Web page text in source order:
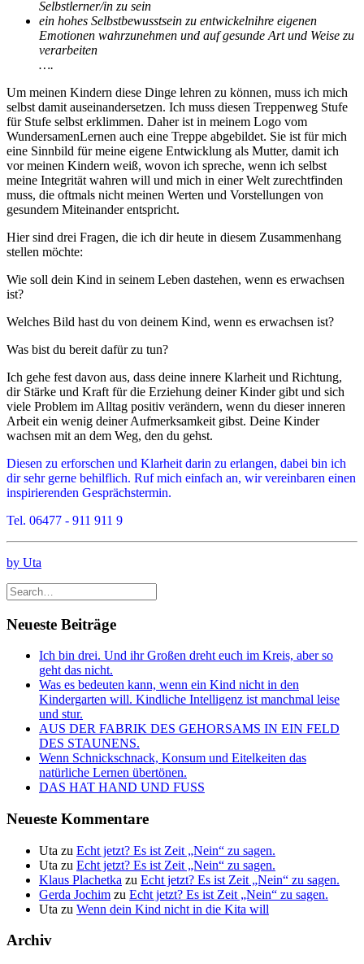
Selbstlerner/in zu sein
ein hohes Selbstbewusstsein zu entwickelnihre eigenen
Emotionen wahrzunehmen und auf gesunde Art und Weise zu
verarbeiten
….
Um meinen Kindern diese Dinge lehren zu können, muss ich mich
selbst damit auseinandersetzen. Ich muss diesen Treppenweg Stufe
für Stufe selbst erklimmen. Daher ist in meinem Logo vom
WundersamenLernen auch eine Treppe abgebildet. Sie ist für mich
eine Sinnbild für meine eigene Entwicklung als Mutter, damit ich
vor meinen Kindern weiß, wovon ich spreche, wenn ich selbst
meine Integrität wahren will und mich in einer Welt zurechtfinden
muss, die oftmals nicht meinen Werten und Vorstellungen von
gesundem Miteinander entspricht.
Hier sind drei Fragen, die ich dir heute in diesem Zusammenhang
stellen möchte:
Wie soll dein Kind in seinem Leben dastehen, wenn es erwachsen
ist?
Welches Bild hast du von deinem Kind, wenn es erwachsen ist?
Was bist du bereit dafür zu tun?
Ich gehe fest davon aus, dass deine innere Klarheit und Richtung,
dir Stärke und Kraft für die Erziehung deiner Kinder gibt und sich
viele Problem im Alltag positiv verändern, wenn du dieser inneren
Arbeit ein wenig deiner Aufmerksamkeit gibst. Deine Kinder
wachsen mit an dem Weg, den du gehst.
Diesen zu erforschen und Klarheit darin zu erlangen, dabei bin ich
dir sehr gerne behilflich. Ruf mich einfach an, wir vereinbaren einen
inspirierenden Gesprächstermin.
Tel. 06477 - 911 911 9
by Uta
Neueste Beiträge
Ich bin drei. Und ihr Großen dreht euch im Kreis, aber so
geht das nicht.
Was es bedeuten kann, wenn ein Kind nicht in den
Kindergarten will. Kindliche Intelligenz ist manchmal leise
und stur.
AUS DER FABRIK DES GEHORSAMS IN EIN FELD
DES STAUNENS.
Wenn Schnickschnack, Konsum und Eitelkeiten das
natürliche Lernen übertönen.
DAS HAT HAND UND FUSS
Neueste Kommentare
Uta zu Echt jetzt? Es ist Zeit „Nein“ zu sagen.
Uta zu Echt jetzt? Es ist Zeit „Nein“ zu sagen.
Klaus Plachetka zu Echt jetzt? Es ist Zeit „Nein“ zu sagen.
Gerda Jochim zu Echt jetzt? Es ist Zeit „Nein“ zu sagen.
Uta zu Wenn dein Kind nicht in die Kita will
Archiv